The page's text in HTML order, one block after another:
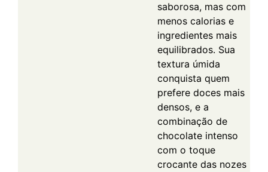
saborosa, mas com
menos calorias e
ingredientes mais
equilibrados. Sua
textura úmida
conquista quem
prefere doces mais
densos, e a
combinação de
chocolate intenso
com o toque
crocante das nozes